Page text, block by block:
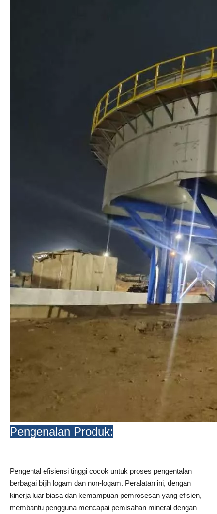
Pengenalan Produk:
Pengental efisiensi tinggi cocok untuk proses pengentalan
berbagai bijih logam dan non-logam. Peralatan ini, dengan
kinerja luar biasa dan kemampuan pemrosesan yang efisien,
membantu pengguna mencapai pemisahan mineral dengan